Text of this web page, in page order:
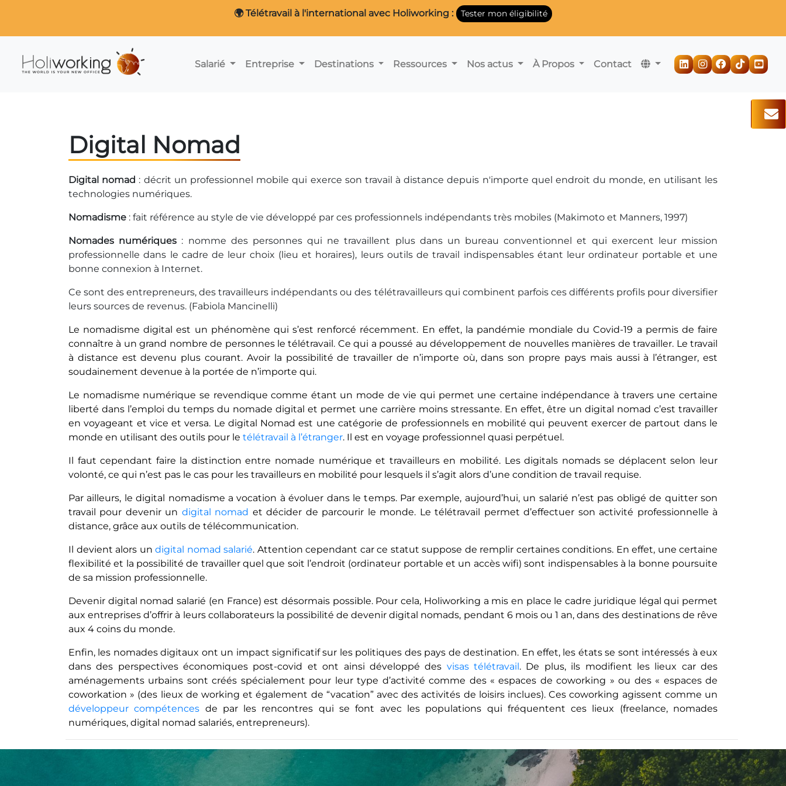
🌍 Télétravail à l'international avec Holiworking : Tester mon éligibilité
Salarié Entreprise Destinations Ressources Nos actus À Propos Contact
Digital Nomad
Digital nomad : décrit un professionnel mobile qui exerce son travail à distance depuis n'importe quel endroit du monde, en utilisant les
technologies numériques.​
Nomadisme : fait référence au style de vie développé par ces professionnels indépendants très mobiles (Makimoto et Manners, 1997)
Nomades numériques : nomme des personnes qui ne travaillent plus dans un bureau conventionnel et qui exercent leur mission
professionnelle dans le cadre de leur choix (lieu et horaires), leurs outils de travail indispensables étant leur ordinateur portable et une
bonne connexion à Internet.
Ce sont des entrepreneurs, des travailleurs indépendants ou des télétravailleurs qui combinent parfois ces différents profils pour diversifier
leurs sources de revenus. (Fabiola Mancinelli)
Le nomadisme digital est un phénomène qui s’est renforcé récemment. En effet, la pandémie mondiale du Covid-19 a permis de faire
connaître à un grand nombre de personnes le télétravail. Ce qui a poussé au développement de nouvelles manières de travailler. Le travail
à distance est devenu plus courant. Avoir la possibilité de travailler de n’importe où, dans son propre pays mais aussi à l’étranger, est
soudainement devenue à la portée de n’importe qui.
Le nomadisme numérique se revendique comme étant un mode de vie qui permet une certaine indépendance à travers une certaine
liberté dans l’emploi du temps du nomade digital et permet une carrière moins stressante. En effet, être un digital nomad c’est travailler
en voyageant et vice et versa. Le digital Nomad est une catégorie de professionnels en mobilité qui peuvent exercer de partout dans le
monde en utilisant des outils pour le télétravail à l’étranger. Il est en voyage professionnel quasi perpétuel.
Il faut cependant faire la distinction entre nomade numérique et travailleurs en mobilité. Les digitals nomads se déplacent selon leur
volonté, ce qui n’est pas le cas pour les travailleurs en mobilité pour lesquels il s’agit alors d’une condition de travail requise.
Par ailleurs, le digital nomadisme a vocation à évoluer dans le temps. Par exemple, aujourd’hui, un salarié n’est pas obligé de quitter son
travail pour devenir un digital nomad et décider de parcourir le monde. Le télétravail permet d’effectuer son activité professionnelle à
distance, grâce aux outils de télécommunication.
Il devient alors un digital nomad salarié. Attention cependant car ce statut suppose de remplir certaines conditions. En effet, une certaine
flexibilité et la possibilité de travailler quel que soit l’endroit (ordinateur portable et un accès wifi) sont indispensables à la bonne poursuite
de sa mission professionnelle.
Devenir digital nomad salarié (en France) est désormais possible. Pour cela, Holiworking a mis en place le cadre juridique légal qui permet
aux entreprises d’offrir à leurs collaborateurs la possibilité de devenir digital nomads, pendant 6 mois ou 1 an, dans des destinations de rêve
aux 4 coins du monde.
Enfin, les nomades digitaux ont un impact significatif sur les politiques des pays de destination. En effet, les états se sont intéressés à eux
dans des perspectives économiques post-covid et ont ainsi développé des visas télétravail. De plus, ils modifient les lieux car des
aménagements urbains sont créés spécialement pour leur type d’activité comme des « espaces de coworking » ou des « espaces de
coworkation » (des lieux de working et également de “vacation” avec des activités de loisirs inclues). Ces coworking agissent comme un
développeur compétences de par les rencontres qui se font avec les populations qui fréquentent ces lieux (freelance, nomades
numériques, digital nomad salariés, entrepreneurs).